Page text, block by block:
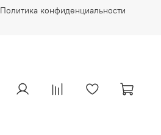
Политика конфиденциальности